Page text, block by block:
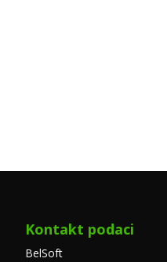
Kontakt podaci
BelSoft